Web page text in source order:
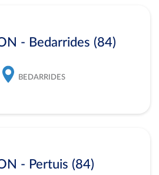
- Bedarrides (84)
BEDARRIDES
- Pertuis (84)